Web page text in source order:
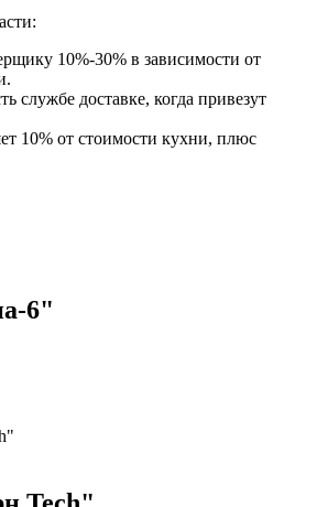
10%-30% в зависимости от
службе доставке, когда привезут
10% от стоимости кухни, плюс
6"